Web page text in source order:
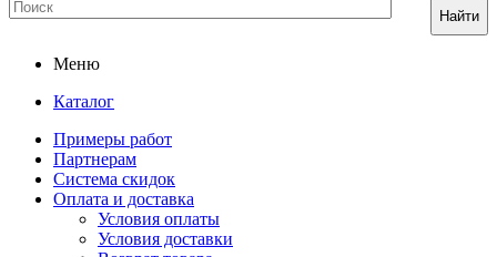
Найти
Меню
Каталог
Примеры работ
Партнерам
Система скидок
Оплата и доставка
Условия оплаты
Условия доставки